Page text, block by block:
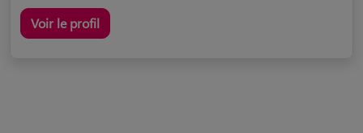
Voir le profil